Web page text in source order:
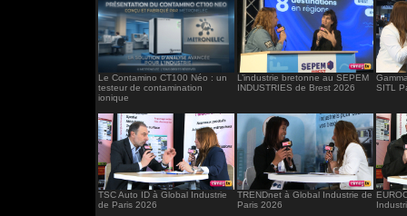
Le Contamino CT100 Néo : un
testeur de contamination
ionique
L’industrie bretonne au SEPEM
INDUSTRIES de Brest 2026
SITL
TSC Auto ID à Global Industrie
de Paris 2026
TRENDnet à Global Industrie de
Paris 2026